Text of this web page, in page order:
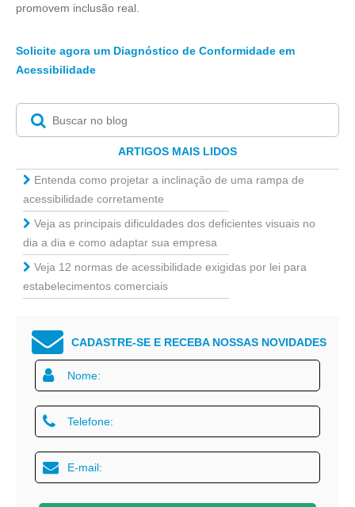
promovem inclusão real.
Solicite agora um Diagnóstico de Conformidade em
Acessibilidade
ARTIGOS MAIS LIDOS
Entenda como projetar a inclinação de uma rampa de
acessibilidade corretamente
Veja as principais dificuldades dos deficientes visuais no
dia a dia e como adaptar sua empresa
Veja 12 normas de acessibilidade exigidas por lei para
estabelecimentos comerciais
CADASTRE-SE E RECEBA NOSSAS NOVIDADES